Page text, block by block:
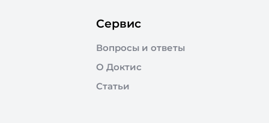
Сервис
Вопросы и ответы
О Доктис
Статьи